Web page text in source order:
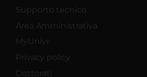
Supporto tecnico
Area Amministrativa
MyUnivr
Privacy policy
Dottorati